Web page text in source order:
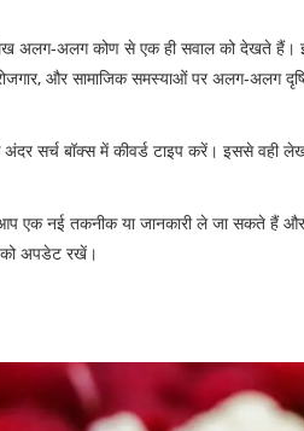
अलग‑अलग कोण से एक ही सवाल को देखते
और सामाजिक समस्याओं पर अलग‑अलग
अंदर सर्च बॉक्स में कीवर्ड टाइप करें। इससे वही
एक नई तकनीक या जानकारी ले जा सकते हैं और
अपडेट रखें।